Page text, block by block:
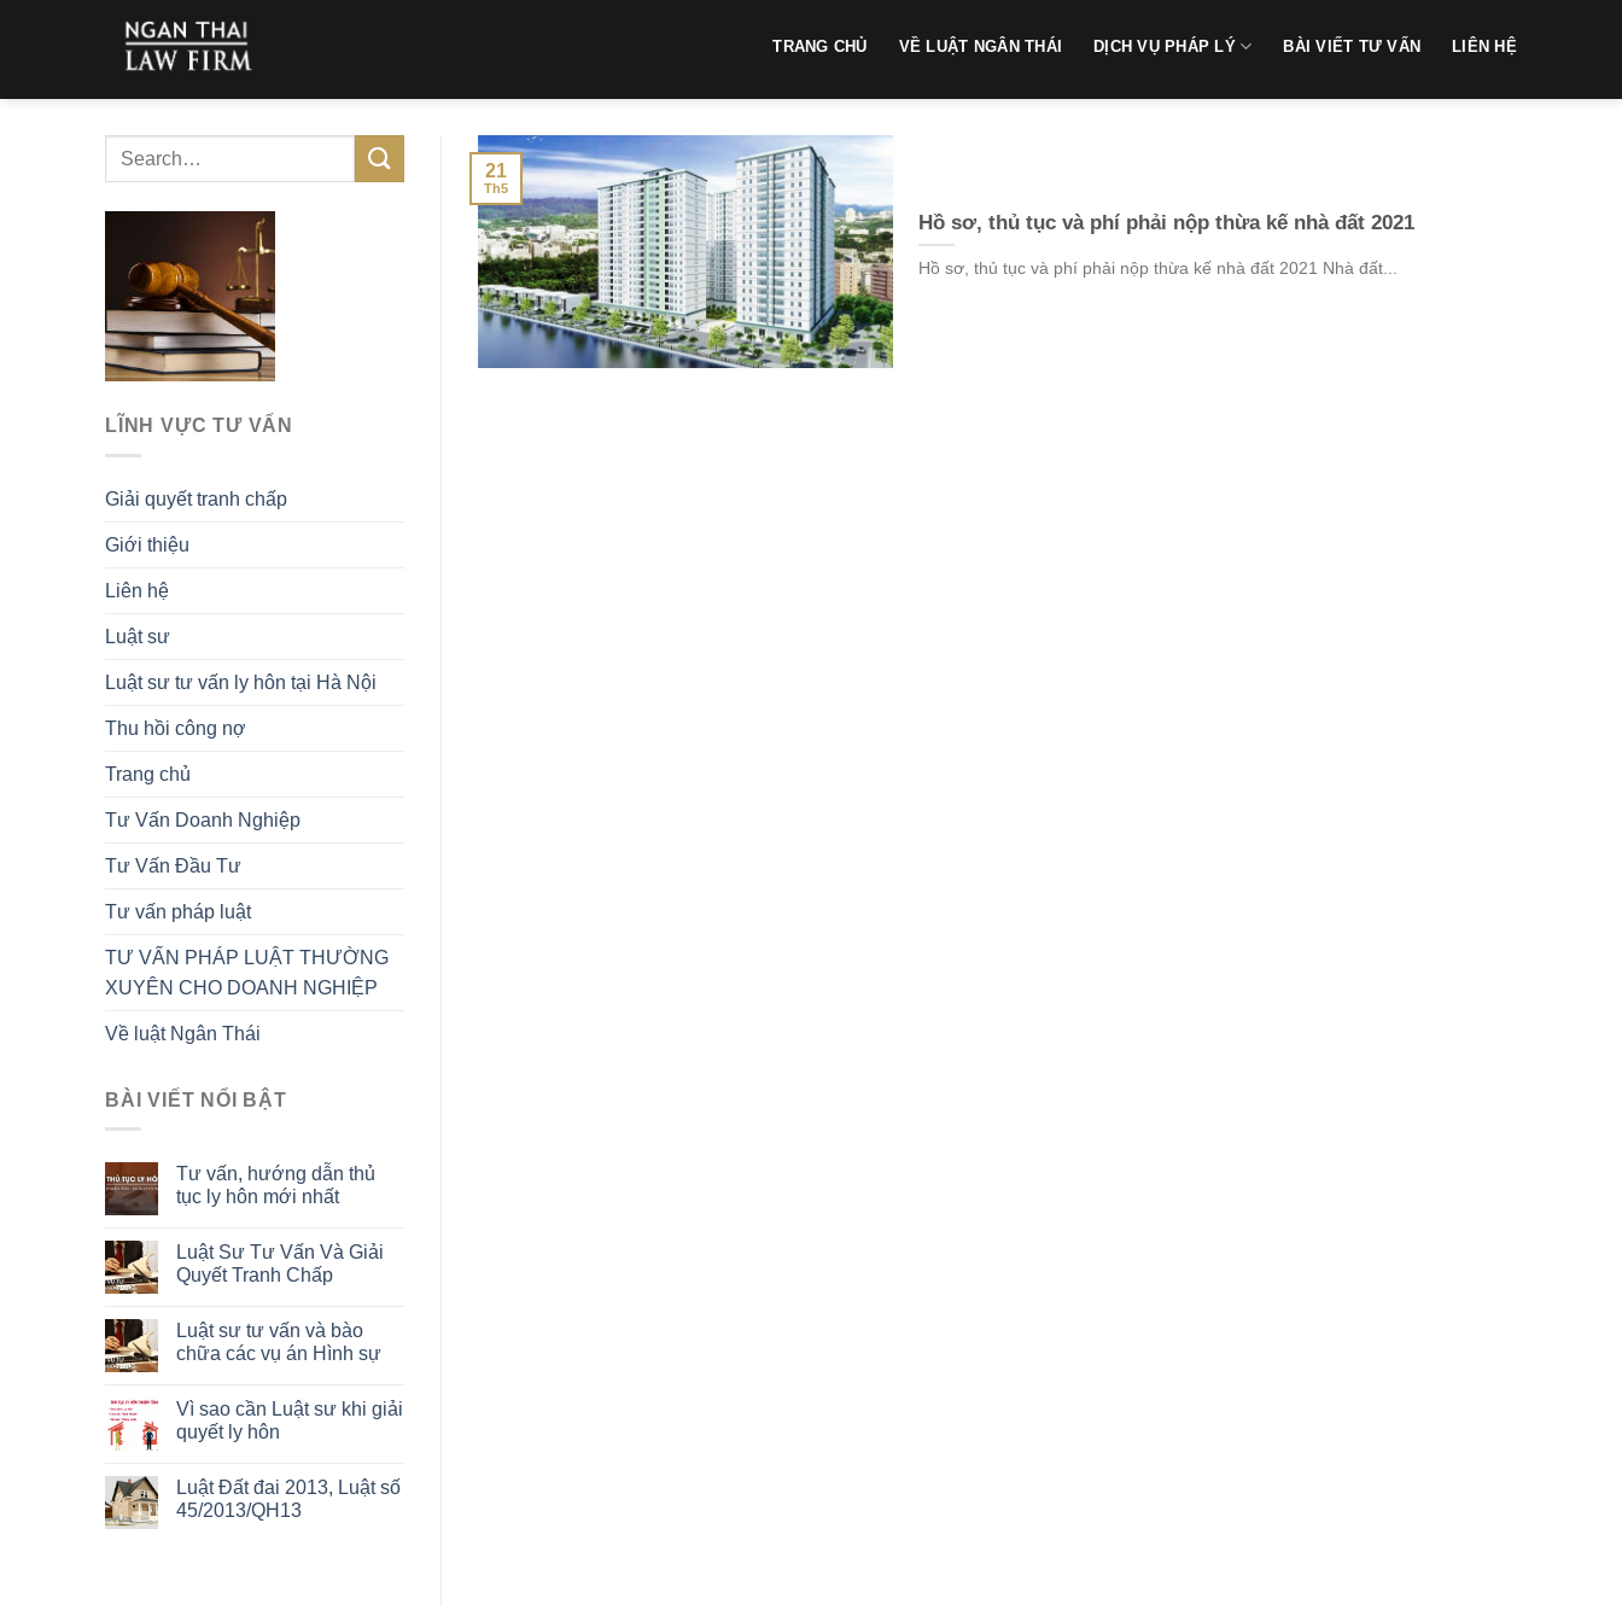
TRANG CHỦ VỀ LUẬT NGÂN THÁI DỊCH VỤ PHÁP LÝ BÀI VIẾT TƯ VẤN LIÊN HỆ
LĨNH VỰC TƯ VẤN
Giải quyết tranh chấp
Giới thiệu
Liên hệ
Luật sư
Luật sư tư vấn ly hôn tại Hà Nội
Thu hồi công nợ
Trang chủ
Tư Vấn Doanh Nghiệp
Tư Vấn Đầu Tư
Tư vấn pháp luật
TƯ VẤN PHÁP LUẬT THƯỜNG
XUYÊN CHO DOANH NGHIỆP
Về luật Ngân Thái
BÀI VIẾT NỔI BẬT
Tư vấn, hướng dẫn thủ
tục ly hôn mới nhất
Luật Sư Tư Vấn Và Giải
Quyết Tranh Chấp
Luật sư tư vấn và bào
chữa các vụ án Hình sự
Vì sao cần Luật sư khi giải
quyết ly hôn
Luật Đất đai 2013, Luật số
45/2013/QH13
Hồ sơ, thủ tục và phí phải nộp thừa kế nhà đất 2021
Hồ sơ, thủ tục và phí phải nộp thừa kế nhà đất 2021 Nhà đất...
21
Th5